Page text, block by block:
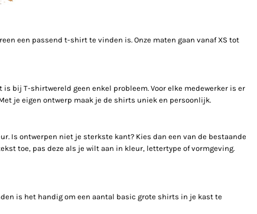
een passend t-shirt te vinden is. Onze maten gaan vanaf XS tot
bij T-shirtwereld geen enkel probleem. Voor elke medewerker is er
je eigen ontwerp maak je de shirts uniek en persoonlijk.
Is ontwerpen niet je sterkste kant? Kies dan een van de bestaande
toe, pas deze als je wilt aan in kleur, lettertype of vormgeving.
is het handig om een aantal basic grote shirts in je kast te